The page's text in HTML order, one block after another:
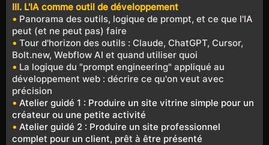
III. L'IA comme outil de développement
• Panorama des outils, logique de prompt, et ce que l'IA
peut (et ne peut pas) faire
• Tour d'horizon des outils : Claude, ChatGPT, Cursor,
Bolt.new, Webflow AI et quand utiliser quoi
• La logique du "prompt engineering" appliqué au
développement web : décrire ce qu'on veut avec
précision
• Atelier guidé 1 : Produire un site vitrine simple pour un
créateur ou une petite activité
• Atelier guidé 2 : Produire un site professionnel
complet pour un client, prêt à être présenté